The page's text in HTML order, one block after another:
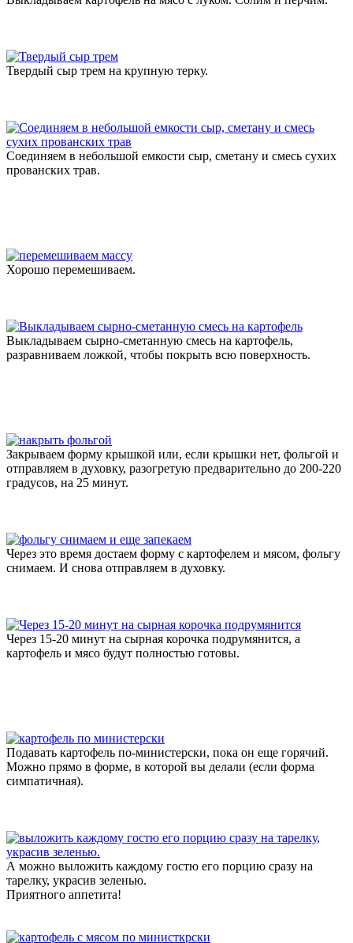
Твердый сыр трем на крупную терку.
Соединяем в небольшой емкости сыр, сметану и смесь сухих
прованских трав.
Хорошо перемешиваем.
Выкладываем сырно-сметанную смесь на картофель,
разравниваем ложкой, чтобы покрыть всю поверхность.
Закрываем форму крышкой или, если крышки нет, фольгой и
отправляем в духовку, разогретую предварительно до 200-220
градусов, на 25 минут.
Через это время достаем форму с картофелем и мясом, фольгу
снимаем. И снова отправляем в духовку.
Через 15-20 минут на сырная корочка подрумянится, а
картофель и мясо будут полностью готовы.
Подавать картофель по-министерски, пока он еще горячий.
Можно прямо в форме, в которой вы делали (если форма
симпатичная).
А можно выложить каждому гостю его порцию сразу на
тарелку, украсив зеленью.
Приятного аппетита!